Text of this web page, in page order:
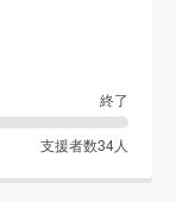
終了
支援者数34人